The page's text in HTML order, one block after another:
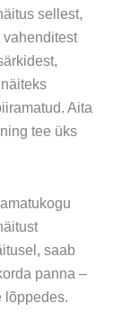
sellest,
vahenditest
Aita
tee üks
saab
panna –
lõppedes.